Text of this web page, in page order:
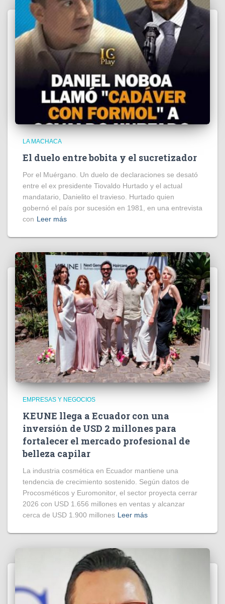
LA MACHACA
El duelo entre bobita y el sucretizador
Por el Muérgano. Un duelo de declaraciones se desató
entre el ex presidente Tiovaldo Hurtado y el actual
mandatario, Danielito el travieso. Hurtado quien
gobernó el país por sucesión en 1981, en una entrevista
con Leer más
EMPRESAS Y NEGOCIOS
KEUNE llega a Ecuador con una
inversión de USD 2 millones para
fortalecer el mercado profesional de
belleza capilar
La industria cosmética en Ecuador mantiene una
tendencia de crecimiento sostenido. Según datos de
Procosméticos y Euromonitor, el sector proyecta cerrar
2026 con USD 1.656 millones en ventas y alcanzar
cerca de USD 1.900 millones Leer más